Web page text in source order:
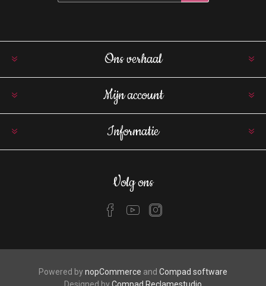
Ons verhaal
Mijn account
Informatie
Volg ons
Powered bynopCommerce and Compad software